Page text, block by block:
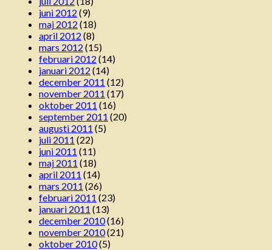
juni 2012 (9)
maj 2012 (18)
april 2012 (8)
mars 2012 (15)
februari 2012 (14)
januari 2012 (14)
december 2011 (12)
november 2011 (17)
oktober 2011 (16)
september 2011 (20)
augusti 2011 (5)
juli 2011 (22)
juni 2011 (11)
maj 2011 (18)
april 2011 (14)
mars 2011 (26)
februari 2011 (23)
januari 2011 (13)
december 2010(16)
november 2010(21)
oktober 2010(5)